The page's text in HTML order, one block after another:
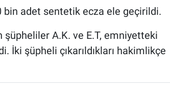
bin adet sentetik ecza ele geçirildi.
şüpheliler A.K. ve E.T, emniyetteki
İki şüpheli çıkarıldıkları hakimlikçe